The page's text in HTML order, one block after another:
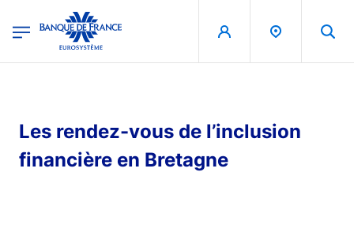
Banque de France - Menu Principal
Les rendez-vous de l’inclusion
financière en Bretagne